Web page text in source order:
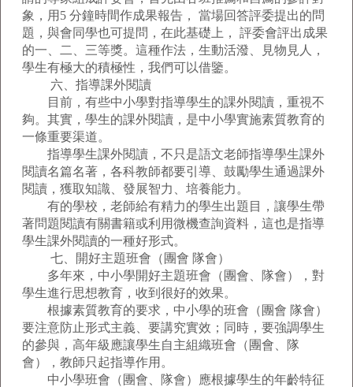
象，用5 分鐘時間作成果報告， 當場回答評委提出的問
題，與會同學也可提問，在此基礎上， 評委會評出成果
的一、二、三等獎。這種作法，生動活潑、見物見人，
學生有極大的積極性，我們可以借鑒。
六、指導課外閱讀
目前，有些中小學對指導學生的課外閱讀，重視不
夠。其實，學生的課外閱讀，是中小學實施素質教育的
一條重要渠道。
指導學生課外閱讀，不只是語文老師指導學生課外
閱讀名篇名著，各科教師都要引導、鼓勵學生通過課外
閱讀，獲取知識、發展智力、培養能力。
有的學校，老師給有精力的學生出題目，讓學生帶
著問題閱讀有關書籍或利用微機查詢資料，這也是指導
學生課外閱讀的一種好形式。
七、開好主題班會（團會 隊會）
多年來，中小學開好主題班會（團會、隊會），對
學生進行思想教育，收到很好的效果。
根據素質教育的要求，中小學的班會（團會 隊會）
要注意防止形式主義、要講究實效；同時，要強調學生
的參與，高年級應讓學生自主組織班會（團會、隊
會），教師只起指導作用。
中小學班會（團會、隊會）應根據學生的年齡特征